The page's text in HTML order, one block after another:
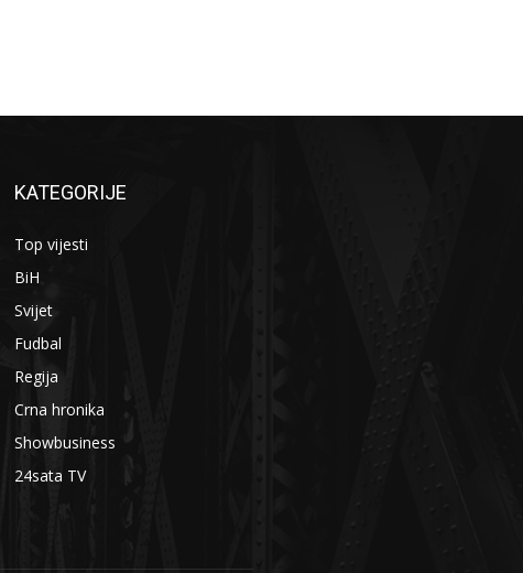
KATEGORIJE
Top vijesti
BiH
Svijet
Fudbal
Regija
Crna hronika
Showbusiness
24sata TV